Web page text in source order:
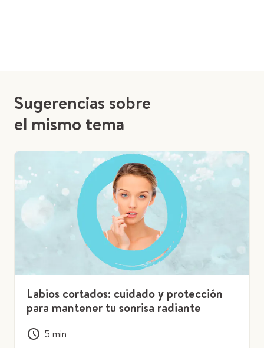
Sugerencias sobre
el mismo tema
Labios cortados: cuidado y protección
para mantener tu sonrisa radiante
5 min